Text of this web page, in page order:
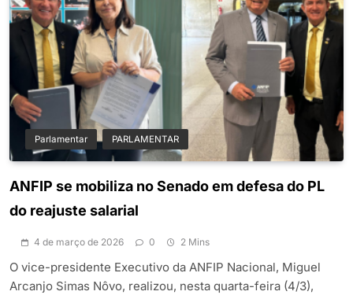
Parlamentar PARLAMENTAR
ANFIP se mobiliza no Senado em defesa do PL
do reajuste salarial
4 de março de 2026 0 2 Mins
O vice-presidente Executivo da ANFIP Nacional, Miguel
Arcanjo Simas Nôvo, realizou, nesta quarta-feira (4/3),